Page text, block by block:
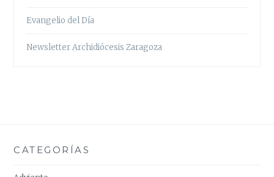
Evangelio del Día
Newsletter Archidiócesis Zaragoza
CATEGORÍAS